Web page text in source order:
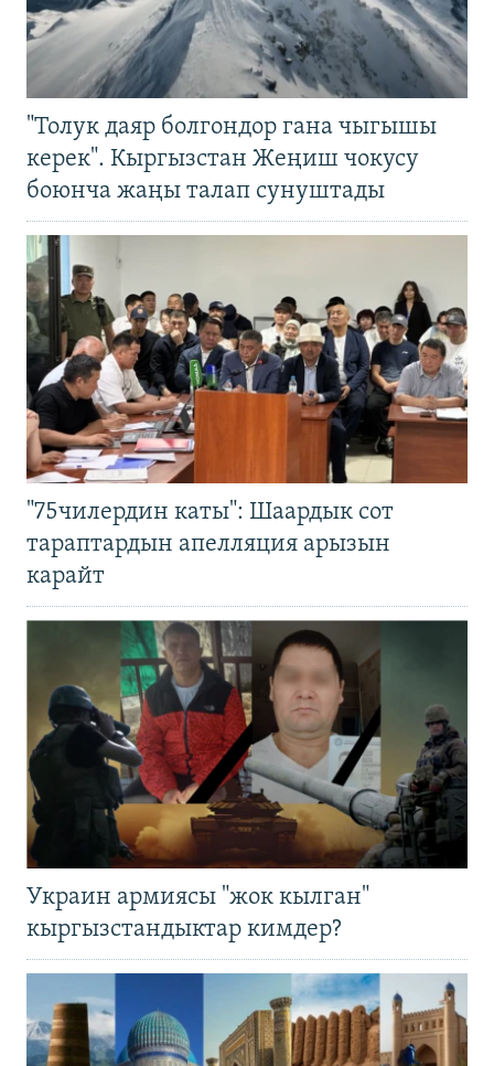
"Толук даяр болгондор гана чыгышы
керек". Кыргызстан Жеңиш чокусу
боюнча жаңы талап сунуштады
"75чилердин каты": Шаардык сот
тараптардын апелляция арызын
карайт
Украин армиясы "жок кылган"
кыргызстандыктар кимдер?